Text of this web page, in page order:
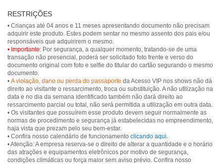
RESTRIÇÕES
• Crianças até 04 anos e 11 meses apresentando documento não precisam
adquirir este produto. Estes podem sentar no mesmo assento dos pais e/ou
• Importante: Por segurança, a qualquer momento, tratando-se de uma
transação não presencial, poderá ser solicitado foto frente e verso do
documento original com foto e selfie do titular do cartão segurando o mesmo
documento.
• A violação, dano ou perda do passaporte da Acesso VIP nos shows não dá
direito ao visitante o ressarcimento, troca ou substituição. A não utilização na
data e no dia da semana identificado também não dará direito ao
ressarcimento parcial ou total, não será permitida a utilização em outra data.
• Os visitantes que possuírem esse produto devem seguir normalmente as
normas de procedimento e segurança já estabelecidas no empreendimento,
haja vista que prezam pelo seu bem-estar.
• Confira nosso calendário de funcionamento clicando aqui.
• Atenção: A empresa reserva-se o direito de alterar a quantidade e o horário
das atrações e equipamentos eletrônicos por motivo de segurança,
condições climáticas ou força maior sem aviso prévio. Confira nosso